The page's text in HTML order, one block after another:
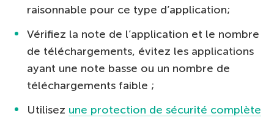
raisonnable pour ce type d’application;
Vérifiez la note de l’application et le nombre
de téléchargements, évitez les applications
ayant une note basse ou un nombre de
téléchargements faible ;
Utilisez une protection de sécurité complète